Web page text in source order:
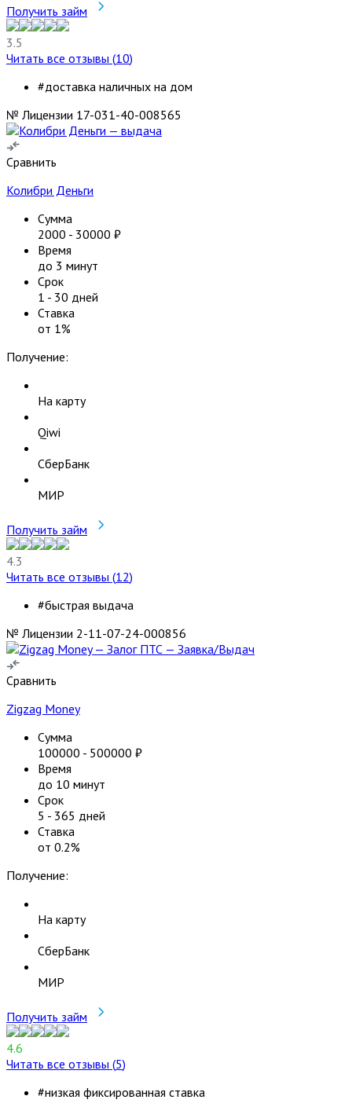
Получить займ
3.5
Читать все отзывы (10)
#доставка наличных на дом
№ Лицензии 17-031-40-008565
Сравнить
Колибри Деньги
Сумма
2000 - 30000 ₽
Время
до 3 минут
Срок
1 - 30 дней
Ставка
от 1%
Получение:
На карту
Qiwi
СберБанк
МИР
Получить займ
4.3
Читать все отзывы (12)
#быстрая выдача
№ Лицензии 2-11-07-24-000856
Сравнить
Zigzag Money
Сумма
100000 - 500000 ₽
Время
до 10 минут
Срок
5 - 365 дней
Ставка
от 0.2%
Получение:
На карту
СберБанк
МИР
Получить займ
4.6
Читать все отзывы (5)
#низкая фиксированная ставка